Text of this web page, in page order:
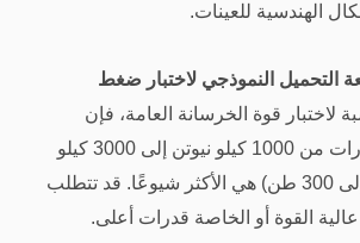
الهندسية للعينات.
النموذجي لاختبار ضغط
لاختبار قوة الخرسانة العامة، فإن
الماكينات ذات القدرات من 1000 كيلو نيوتن إلى 3000 كيلو
نيوتن (حوالي 100 إلى 300 طن) هي الأكثر شيوعًا. قد تتطلب
القوة أو الخاصة قدرات أعلى.